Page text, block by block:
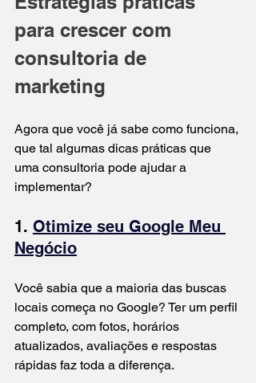
para crescer com
consultoria de
marketing
Agora que você já sabe como funciona,
que tal algumas dicas práticas que
uma consultoria pode ajudar a
implementar?
1. Otimize seu Google Meu
Negócio
Você sabia que a maioria das buscas
locais começa no Google? Ter um perfil
completo, com fotos, horários
atualizados, avaliações e respostas
rápidas faz toda a diferença.